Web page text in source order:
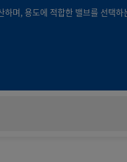
며, 용도에 적합한 밸브를 선택하